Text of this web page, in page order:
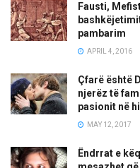
Fausti,
pambarim
APRIL 4, 2016
Çfarë është
njerëz të
pasionit në
MAY 12, 2017
Ëndrrat e